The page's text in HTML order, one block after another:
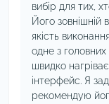
вибір для тих,
Його зовнішній
якість
одне з головних
швидко
інтерфейс. Я
рекомендую